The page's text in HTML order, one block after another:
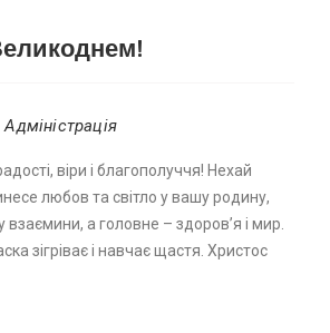
Адміністрація
віри і благополуччя! Нехай
любов та світло у вашу родину,
взаємини, а головне – здоров’я і мир.
зігріває і навчає щастя. Христос